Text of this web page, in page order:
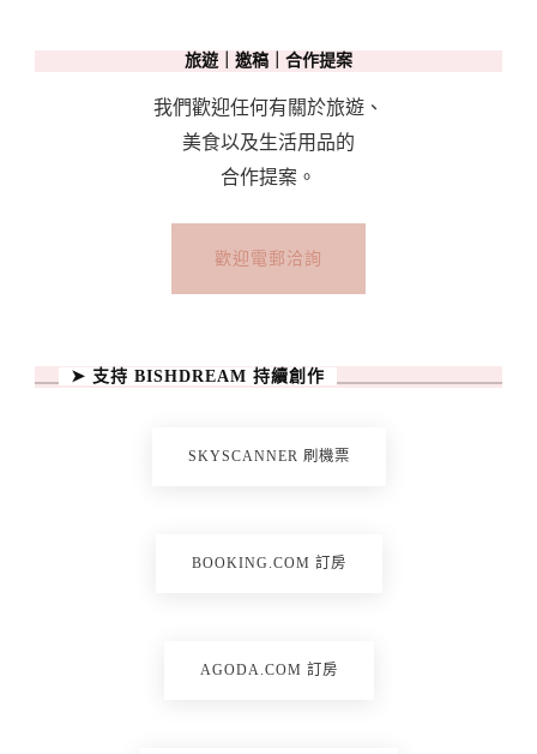
旅遊｜邀稿｜合作提案
我們歡迎任何有關於旅遊、
美食以及生活用品的
合作提案。
歡迎電郵洽詢
➤ 支持 BISHDREAM 持續創作
SKYSCANNER 刷機票
BOOKING.COM 訂房
AGODA.COM 訂房